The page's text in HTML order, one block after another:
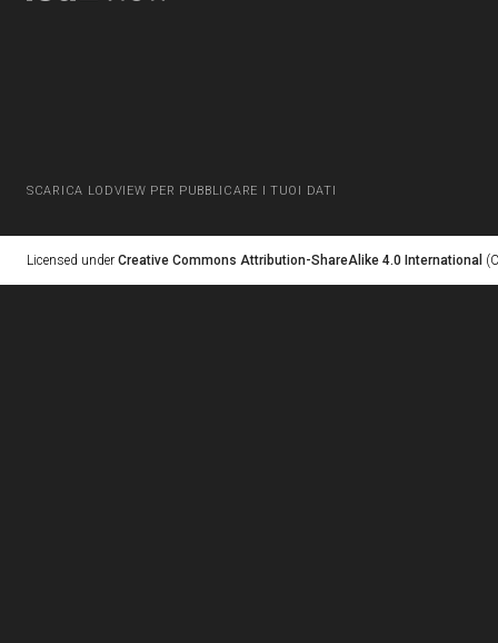
SCARICA LODVIEW PER PUBBLICARE I TUOI DATI
Licensed under Creative Commons Attribution-ShareAlike 4.0 International